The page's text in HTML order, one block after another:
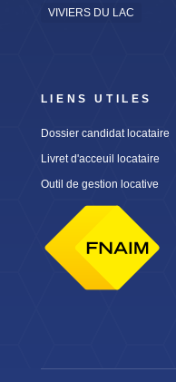
VIVIERS DU LAC
LIENS UTILES
Dossier candidat locataire
Livret d'acceuil locataire
Outil de gestion locative